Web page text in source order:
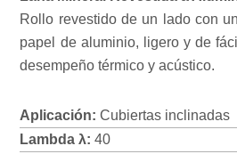
Rollo revestido de un lado con
papel de aluminio, ligero y de
desempeño térmico y acústico.
Aplicación: Cubiertas inclinadas
Lambda λ: 40